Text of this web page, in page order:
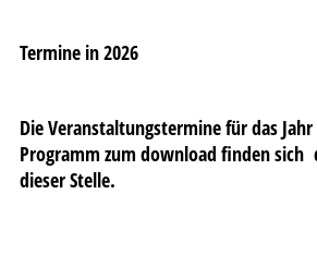
Termine in 2026
Die Veranstaltungstermine für das
Programm zum download finden sich
dieser Stelle.